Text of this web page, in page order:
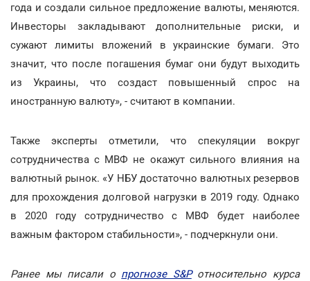
года и создали сильное предложение валюты, меняются.
Инвесторы закладывают дополнительные риски, и
сужают лимиты вложений в украинские бумаги. Это
значит, что после погашения бумаг они будут выходить
из Украины, что создаст повышенный спрос на
иностранную валюту», - считают в компании.
Также эксперты отметили, что спекуляции вокруг
сотрудничества с МВФ не окажут сильного влияния на
валютный рынок. «У НБУ достаточно валютных резервов
для прохождения долговой нагрузки в 2019 году. Однако
в 2020 году сотрудничество с МВФ будет наиболее
важным фактором стабильности», - подчеркнули они.
Ранее мы писали о прогнозе S&Pотносительно курса